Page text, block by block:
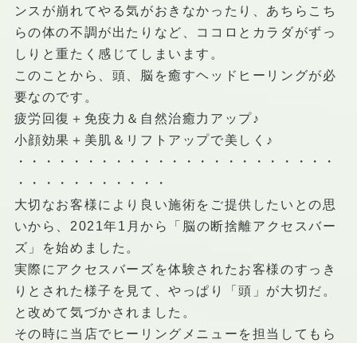
ンスが崩れてやる気がおきなかったり、あちらこち
らの体の不調が出たりなど、ココロとカラダがずっ
しりと重たく感じてしまいます。
このことから、頭、脳を癒すヘッドヒーリングが必
要なのです。
疲労回復＋免疫力＆自然治癒力アップ♪
小顔効果＋美肌＆リフトアップで美しく♪
・・・・・・・・・・・・・・・・・・・・・・・
・・・・・・・・・・・
大切なお客様により良い施術をご提供したいとの思
いから、2021年1月から「脳の断捨離アクセスバー
ズ」を始めました。
実際にアクセスバーズを体験されたお客様のすっき
りとされた様子を見て、やっぱり「頭」が大切だ。
と改めて気づかされました。
その時に当店でヒーリングメニューを担当してもら